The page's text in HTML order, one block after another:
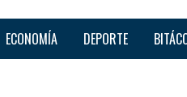
ECONOMÍA DEPORTE